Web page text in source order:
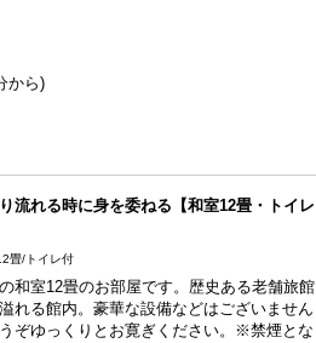
から)
流れる時に身を委ねる【和室12畳・トイレ
畳/トイレ付
和室12畳のお部屋です。歴史ある老舗旅館
れる館内。豪華な設備などはございません
ぞゆっくりとお寛ぎください。※禁煙とな